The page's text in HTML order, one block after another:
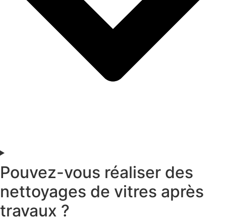
Pouvez-vous réaliser des
nettoyages de vitres après
travaux ?